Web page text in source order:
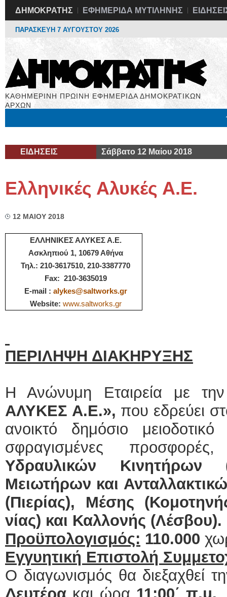
ΔΗΜΟΚΡΑΤΗΣ ΕΦΗΜΕΡΙΔΑ ΜΥΤΙΛΗΝΗΣ
ΠΑΡΑΣΚΕΥΗ 7 ΑΥΓΟΥΣΤΟΥ 2026
ΚΑΘΗΜΕΡΙΝΗ ΠΡΩΙΝΗ ΕΦΗΜΕΡΙΔΑ ΔΗΜΟΚΡΑΤΙΚΩΝ
ΑΡΧΩΝ
ΕΙΔΗΣΕΙΣ Σάββατο 12 Μαίου 2018
Ελληνικές Αλυκές Α.Ε.
12 ΜΑΙΟΥ 2018
ΕΛΛΗΝΙΚΕΣ ΑΛΥΚΕΣ Α.Ε.
Ασκληπιού 1, 10679 Αθήνα
Τηλ.: 210-3617510, 210-3387770
Fax: 210-3635019
E-mail : alykes@saltworks.gr
Website: www.saltworks.gr
ΠΕΡΙΛΗΨΗ ΔΙΑΚΗΡΥΞΗΣ
Η Ανώνυμη Εταιρεία με
ΑΛΥΚΕΣ Α.Ε.», που εδρεύει
ανοικτό δημόσιο
σφραγισμένες
Υδραυλικών
Μειωτήρων και
(Πιερίας), Μέσης
νίας) και Καλλονής (Λέσβου).
Προϋπολογισμός: 110.000
Εγγυητική Επιστολή
Ο διαγωνισμός θα διεξαχθεί